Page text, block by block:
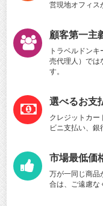
営現地オフィス
顧客第一主
トラベルドン
売代理人）では
す。
選べるお支
クレジットカー
ビニ支払い、銀
市場最低価
万が一同じ商品
合は、ご遠慮な